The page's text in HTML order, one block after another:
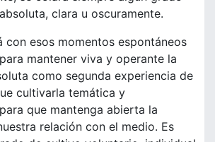
clara u oscuramente.
con esos momentos espontáneos
mantener viva y operante la
como segunda experiencia de
cultivarla temática y
que mantenga abierta la
relación con el medio. Es